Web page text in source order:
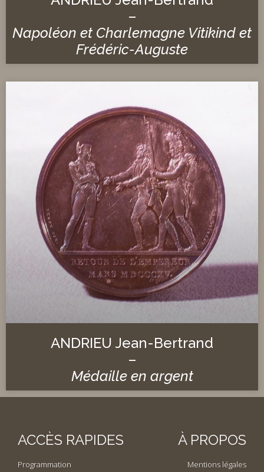
–
Napoléon et Charlemagne Vitikind et
Frédéric-Auguste
ANDRIEU Jean-Bertrand
–
Médaille en argent
ACCÈS RAPIDES
Programmation
À PROPOS
Mentions légales